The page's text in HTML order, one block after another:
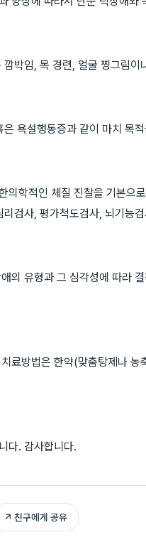
박임, 목 경련, 얼굴 찡그림이
욕설행동증과 같이 마치 목
의학적인 체질 진찰을 기본으
검사, 평가척도검사, 뇌기능
의 유형과 그 심각성에 따라
료방법은 한약(맞춤탕제나
다. 감사합니다.
↗ 친구에게 공유